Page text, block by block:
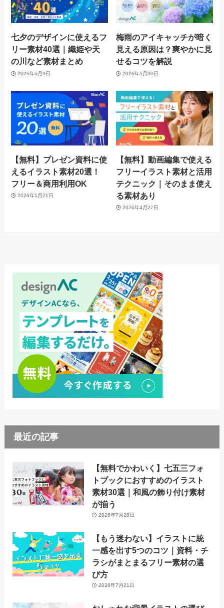
七夕のデザインに使えるフ
リー素材40選｜織姫や天
の川など素材まとめ
2026年6月9日
梅雨のアイキャッチが暗く
見える原因は？爽やかに見
せるコツを解説
2026年5月30日
【無料】プレゼン資料に使
えるイラスト素材20選！
フリー＆商用利用OK
2026年5月21日
【無料】動画編集で使える
フリーイラスト素材と活用
テクニック｜そのまま使え
る素材あり
2026年4月27日
最近の記事
【無料でかわいく】七五三フォ
トブックにおすすめのイラスト
素材30選｜和風の飾り付け素材
が揃う
2026年7月28日
【もう迷わない】イラストに統
一感を出す5つのコツ｜資料・チ
ラシがまとまるフリー素材の選
び方
2026年7月21日